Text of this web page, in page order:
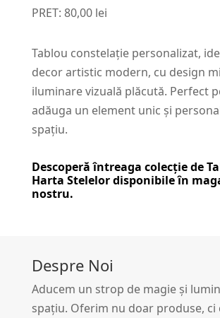
PRET: 80,00 lei
Tablou constelație personalizat,
decor artistic modern, cu design
iluminare vizuală plăcută. Perfect
adăuga un element unic și
spațiu.
Descoperă întreaga colecție de
Harta Stelelordisponibile în
nostru.
Despre Noi
Aducem un strop de magie și
spațiu. Oferim nu doar produse, ci